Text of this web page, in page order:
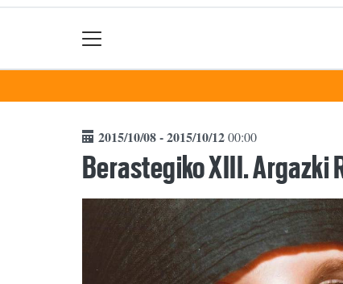
2015/10/08 - 2015/10/1200:00
Berastegiko XIII. Argazki